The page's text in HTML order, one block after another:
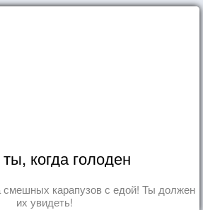
когда голоден
смешных карапузов с едой! Ты должен
их увидеть!